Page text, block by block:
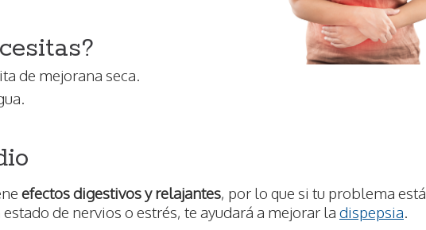
de mejorana seca.
efectos digestivos y relajantes, por lo que si tu problema está
de nervios o estrés, te ayudará a mejorar la dispepsia.